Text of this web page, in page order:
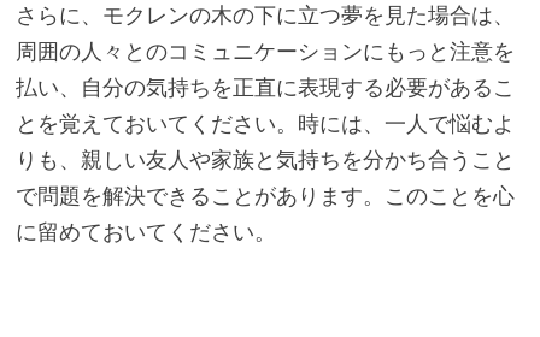
さらに、モクレンの木の下に立つ夢を見た場合は、
周囲の人々とのコミュニケーションにもっと注意を
払い、自分の気持ちを正直に表現する必要があるこ
とを覚えておいてください。時には、一人で悩むよ
りも、親しい友人や家族と気持ちを分かち合うこと
で問題を解決できることがあります。このことを心
に留めておいてください。